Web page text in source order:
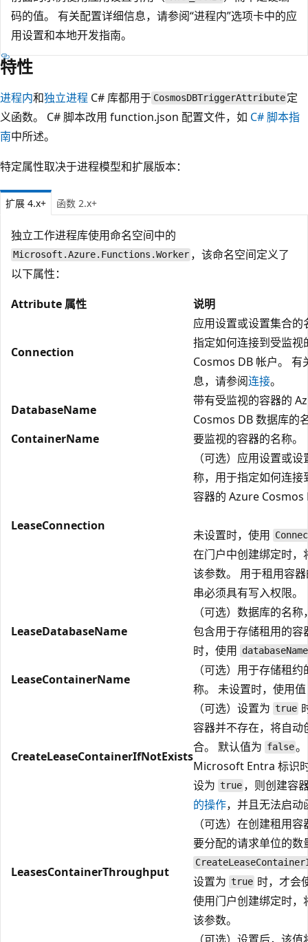
码的值。 有关配置详细信息，请参阅“进程内”选项卡中的应
用设置和本地开发指南。
特性
进程内和独立进程 C# 库都用于 CosmosDBTriggerAttribute 定
义函数。 C# 脚本改用 function.json 配置文件，如 C# 脚本指
南中所述。
特定属性取决于进程模型和扩展版本：
扩展 4.x+ 函数 2.x+
独立工作进程库使用命名空间中的
Microsoft.Azure.Functions.Worker ，该命名空间定义了
以下属性：
Attribute 属性
说明
Connection
应用设置或设置集合的
指定如何连接到受监视
Cosmos DB 帐户。 有
息，请参阅连接。
DatabaseName
带有受监视的容器的
Cosmos DB 数据库的
ContainerName
要监视的容器的名称。
LeaseConnection
（可选）应用设置或
称，用于指定如何连接
容器的 Azure Cosmos
未设置时，使用
在门户中创建绑定时，
该参数。 用于租用容
串必须具有写入权限。
LeaseDatabaseName
（可选）数据库的名
包含用于存储租用的容
时，使用 databaseName
LeaseContainerName
（可选）用于存储租
称。 未设置时，使用值
CreateLeaseContainerIfNotExists
（可选）设置为 true
容器并不存在，将自动
合。 默认值为 false
Microsoft Entra 标识
设为 true ，则创建容
的操作，并且无法启动
LeasesContainerThroughput
（可选）在创建租用
要分配的请求单位的数
设置为 true 时，才会
使用门户创建绑定时，
该参数。
（可选）设置后，该